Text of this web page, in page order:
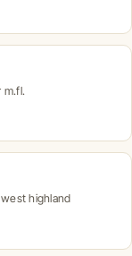
m.fl.
highland